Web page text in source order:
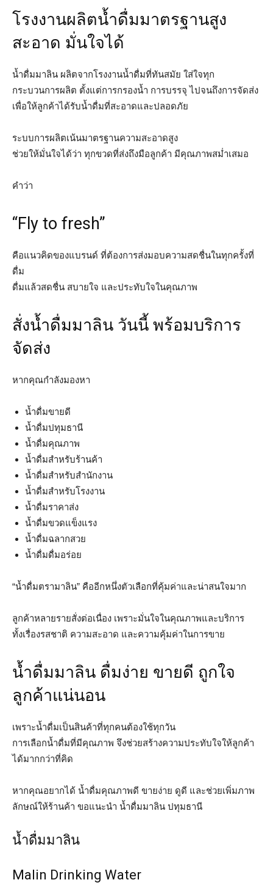
โรงงานผลิตน้ำดื่มมาตรฐานสูง
สะอาด มั่นใจได้
น้ำดื่มมาลิน ผลิตจากโรงงานน้ำดื่มที่ทันสมัย ใส่ใจทุก
กระบวนการผลิต ตั้งแต่การกรองน้ำ การบรรจุ ไปจนถึงการจัดส่ง
เพื่อให้ลูกค้าได้รับน้ำดื่มที่สะอาดและปลอดภัย
ระบบการผลิตเน้นมาตรฐานความสะอาดสูง
ช่วยให้มั่นใจได้ว่า ทุกขวดที่ส่งถึงมือลูกค้า มีคุณภาพสม่ำเสมอ
คำว่า
“Fly to fresh”
คือแนวคิดของแบรนด์ ที่ต้องการส่งมอบความสดชื่นในทุกครั้งที่
ดื่ม
ดื่มแล้วสดชื่น สบายใจ และประทับใจในคุณภาพ
สั่งน้ำดื่มมาลิน วันนี้ พร้อมบริการ
จัดส่ง
หากคุณกำลังมองหา
น้ำดื่มขายดี
น้ำดื่มปทุมธานี
น้ำดื่มคุณภาพ
น้ำดื่มสำหรับร้านค้า
น้ำดื่มสำหรับสำนักงาน
น้ำดื่มสำหรับโรงงาน
น้ำดื่มราคาส่ง
น้ำดื่มขวดแข็งแรง
น้ำดื่มฉลากสวย
น้ำดื่มดื่มอร่อย
“น้ำดื่มตรามาลิน” คืออีกหนึ่งตัวเลือกที่คุ้มค่าและน่าสนใจมาก
ลูกค้าหลายรายสั่งต่อเนื่อง เพราะมั่นใจในคุณภาพและบริการ
ทั้งเรื่องรสชาติ ความสะอาด และความคุ้มค่าในการขาย
น้ำดื่มมาลิน ดื่มง่าย ขายดี ถูกใจ
ลูกค้าแน่นอน
เพราะน้ำดื่มเป็นสินค้าที่ทุกคนต้องใช้ทุกวัน
การเลือกน้ำดื่มที่มีคุณภาพ จึงช่วยสร้างความประทับใจให้ลูกค้า
ได้มากกว่าที่คิด
หากคุณอยากได้ น้ำดื่มคุณภาพดี ขายง่าย ดูดี และช่วยเพิ่มภาพ
ลักษณ์ให้ร้านค้า ขอแนะนำ น้ำดื่มมาลิน ปทุมธานี
น้ำดื่มมาลิน
Malin Drinking Water